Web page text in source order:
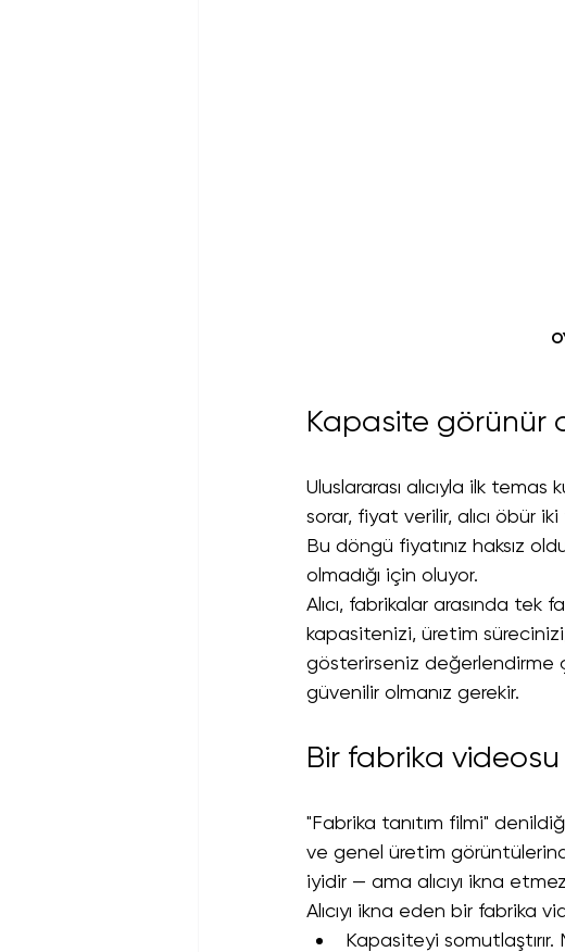
Kapasite görünür
Uluslararası alıcıyla ilk
sorar, fiyat verilir, alıcı öbür
Bu döngü fiyatınız haksız
olmadığı için oluyor.
Alıcı, fabrikalar arasında tek
kapasitenizi, üretim
gösterirseniz değerlendirme
güvenilir olmanız gerekir.
Bir fabrika
"Fabrika tanıtım filmi"
ve genel üretim
iyidir — ama alıcıyı ikna
Alıcıyı ikna eden bir fabrika
Kapasiteyi